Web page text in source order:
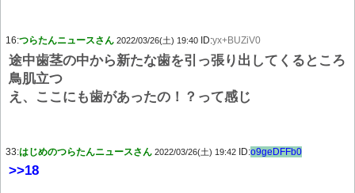
16:つらたんニュースさん 2022/03/26(土) 19:40 ID:yx+BUZiV0
途中歯茎の中から新たな歯を引っ張り出してくるところ
鳥肌立つ
え、ここにも歯があったの！？って感じ
33:はじめのつらたんニュースさん 2022/03/26(土) 19:42 ID:o9geDFFb0
>>18